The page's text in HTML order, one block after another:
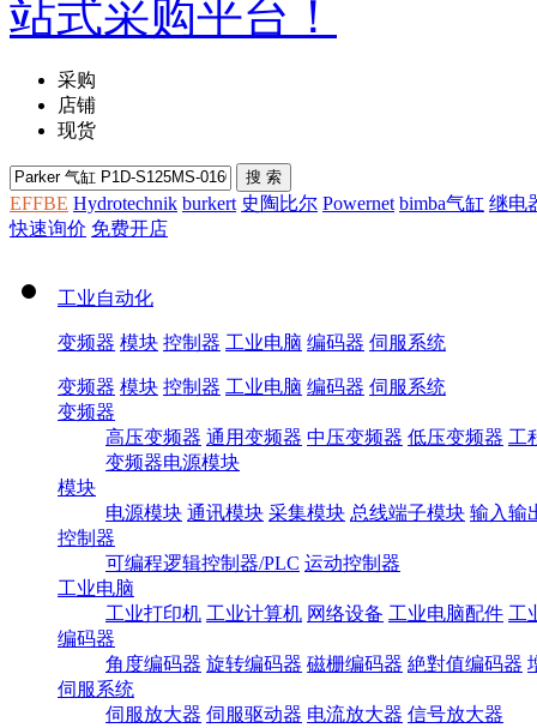
采购
店铺
现货
EFFBE Hydrotechnik burkert 史陶比尔 Powernet bimba气缸 继电
快速询价 免费开店
工业自动化
变频器 模块 控制器 工业电脑 编码器 伺服系统
变频器 模块 控制器 工业电脑 编码器 伺服系统
变频器
高压变频器 通用变频器 中压变频器 低压变频器 工
变频器电源模块
模块
电源模块 通讯模块 采集模块 总线端子模块 输入输
控制器
可编程逻辑控制器/PLC 运动控制器
工业电脑
工业打印机 工业计算机 网络设备 工业电脑配件 工
编码器
角度编码器 旋转编码器 磁栅编码器 絶對值编码器
伺服系统
伺服放大器 伺服驱动器 电流放大器 信号放大器